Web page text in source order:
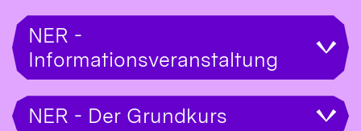
NER -
Informationsveranstaltung
NER - Der Grundkurs